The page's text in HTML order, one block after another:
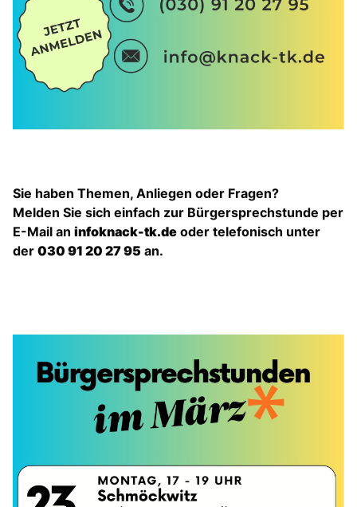
Sie haben Themen, Anliegen oder Fragen?
Melden Sie sich einfach zur Bürgersprechstunde per
E-Mail an infoknack-tk.de oder telefonisch unter
der 030 91 20 27 95 an.